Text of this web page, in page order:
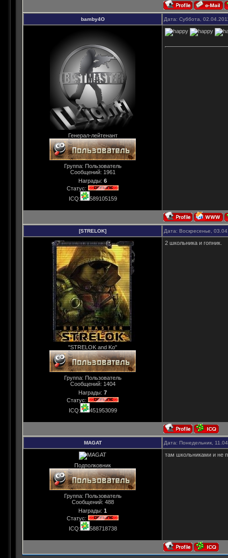
bamby4O Дата: Суббота,
Генерал-лейтенант
Группа: Пользователь
Сообщений: 1961
Награды: 6
Статус:
ICQ:
589105159
[STRELOK] Дата: Воскресенье,
"STRELOK and Ko"
Группа: Пользователь
Сообщений: 1404
Награды: 7
Статус:
ICQ:
451953099
2 школьника и гопник.
MAGAT Дата: Понедельник,
Подполковник
Группа: Пользователь
Сообщений: 488
Награды: 1
Статус:
ICQ:
588718738
там школьниками и не